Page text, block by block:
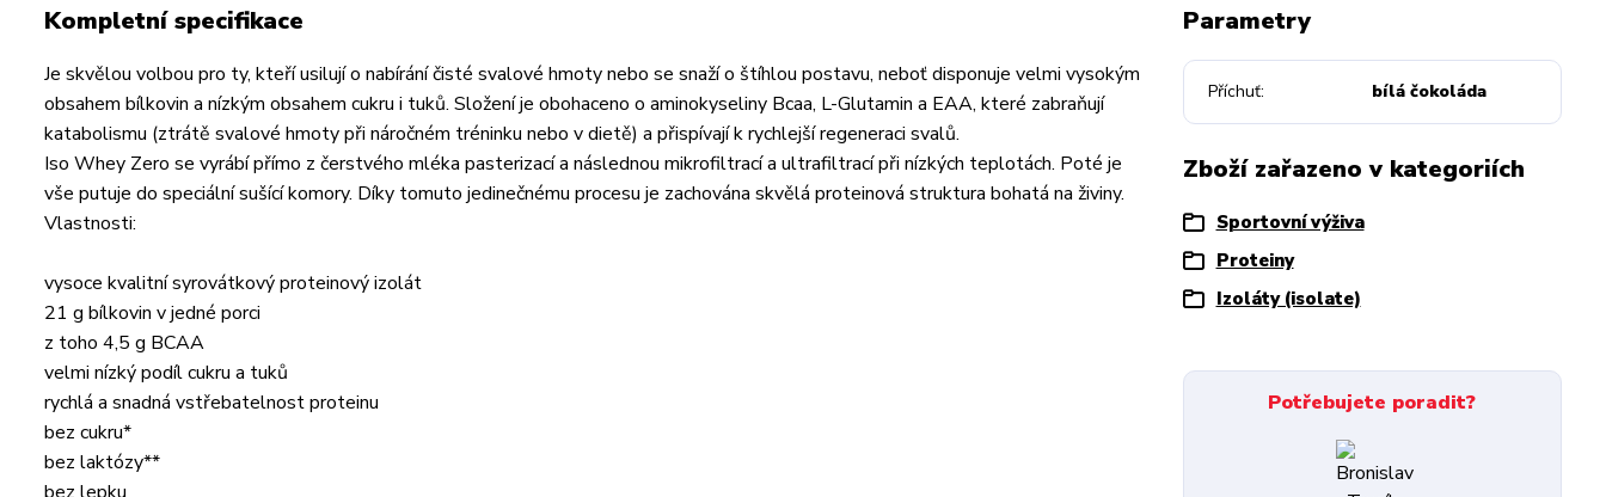
Kompletní specifikace
Je skvělou volbou pro ty, kteří usilují o nabírání čisté svalové hmoty nebo se snaží o štíhlou postavu, neboť disponuje velmi vysokým
obsahem bílkovin a nízkým obsahem cukru i tuků. Složení je obohaceno o aminokyseliny Bcaa, L-Glutamin a EAA, které zabraňují
katabolismu (ztrátě svalové hmoty při náročném tréninku nebo v dietě) a přispívají k rychlejší regeneraci svalů.
Iso Whey Zero se vyrábí přímo z čerstvého mléka pasterizací a následnou mikrofiltrací a ultrafiltrací při nízkých teplotách. Poté je
vše putuje do speciální sušící komory. Díky tomuto jedinečnému procesu je zachována skvělá proteinová struktura bohatá na živiny.
Vlastnosti:
vysoce kvalitní syrovátkový proteinový izolát
21 g bílkovin v jedné porci
z toho 4,5 g BCAA
velmi nízký podíl cukru a tuků
rychlá a snadná vstřebatelnost proteinu
bez cukru*
bez laktózy**
Parametry
Příchuť bílá čokoláda
Zboží zařazeno v kategoriích
Sportovní výživa
Proteiny
Izoláty (isolate)
Potřebujete poradit?